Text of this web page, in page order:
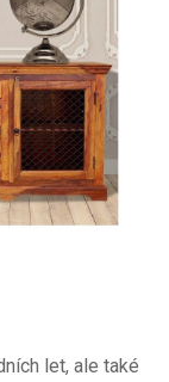
let, ale také